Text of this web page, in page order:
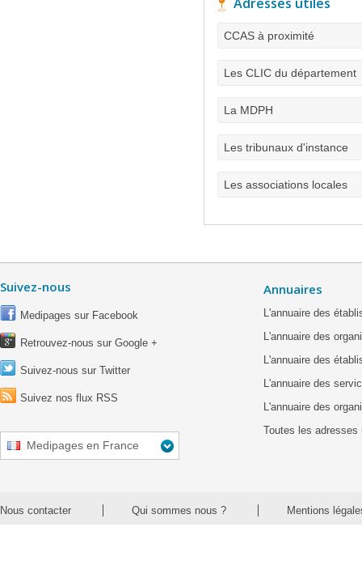
CCAS à proximité
Les CLIC du département
La MDPH
Les tribunaux d'instance
Les associations locales
Suivez-nous
Medipages sur Facebook
Retrouvez-nous sur Google +
Suivez-nous sur Twitter
Suivez nos flux RSS
Medipages en France
Annuaires
L'annuaire des
L'annuaire des
L'annuaire des
L'annuaire des
L'annuaire des
Toutes les adresses
Nous contacter Qui sommes nous ? Mentions